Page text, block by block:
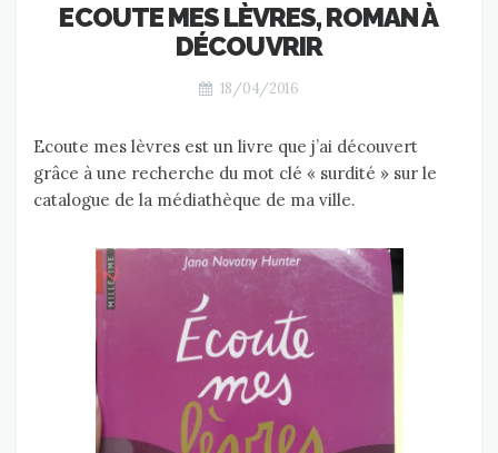
ECOUTE MES LÈVRES, ROMAN À
DÉCOUVRIR
18/04/2016
Ecoute mes lèvres est un livre que j’ai découvert
grâce à une recherche du mot clé « surdité » sur le
catalogue de la médiathèque de ma ville.